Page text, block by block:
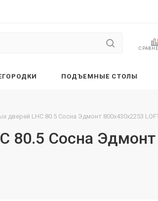
ПОДЪЕМНЫЕ СТОЛЫ
дверей LHC 80.5 Сосна Эдмонт 800х430х2253
80.5 Сосна Эдмонт